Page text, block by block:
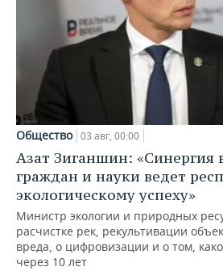
Общество 03 авг, 00:00
Азат Зиганшин: «Синергия
граждан и науки ведет
экологическому успеху»
Министр экологии и природных
расчистке рек, рекультивации
вреда, о цифровизации и о том,
через 10 лет